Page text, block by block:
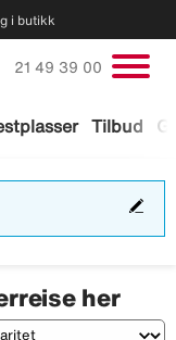
i butikk
Tilbud
Ring oss på
21 49 39 00
her